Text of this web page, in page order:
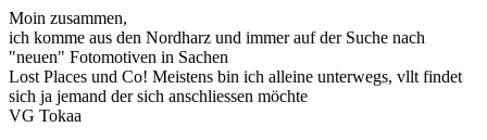
Moin zusammen,
ich komme aus den Nordharz und immer auf der Suche nach
"neuen" Fotomotiven in Sachen
Lost Places und Co! Meistens bin ich alleine unterwegs, vllt findet
sich ja jemand der sich anschliessen möchte
VG Tokaa